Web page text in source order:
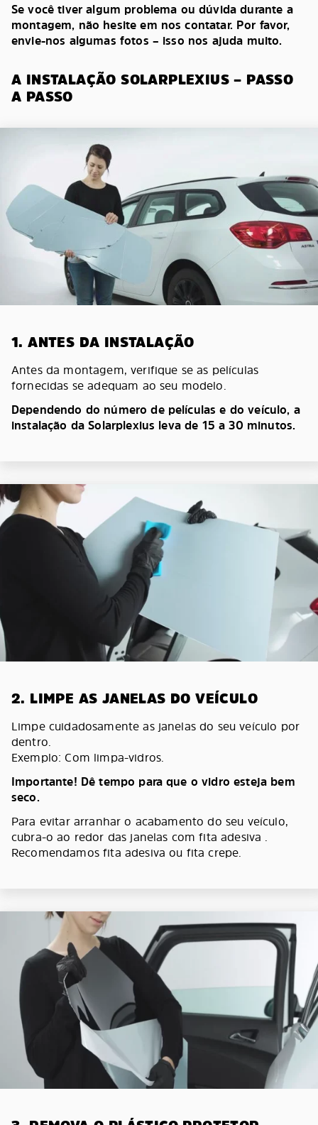
Se você tiver algum problema ou dúvida durante a
montagem, não hesite em nos contatar. Por favor,
envie-nos algumas fotos – isso nos ajuda muito.
A INSTALAÇÃO SOLARPLEXIUS – PASSO
A PASSO
1. ANTES DA INSTALAÇÃO
Antes da montagem, verifique se as películas
fornecidas se adequam ao seu modelo.
Dependendo do número de películas e do veículo, a
instalação da Solarplexius leva de 15 a 30 minutos.
2. LIMPE AS JANELAS DO VEÍCULO
Limpe cuidadosamente as janelas do seu veículo por
dentro.
Exemplo: Com limpa-vidros.
Importante! Dê tempo para que o vidro esteja bem
seco.
Para evitar arranhar o acabamento do seu veículo,
cubra-o ao redor das janelas com fita adesiva .
Recomendamos fita adesiva ou fita crepe.